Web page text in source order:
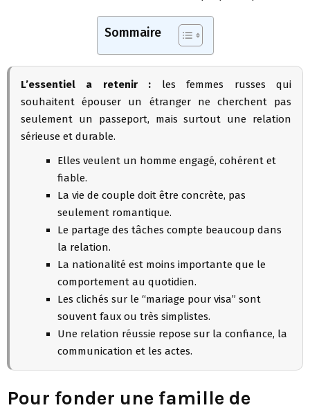
Sommaire
L’essentiel a retenir : les femmes russes qui
souhaitent épouser un étranger ne cherchent pas
seulement un passeport, mais surtout une relation
sérieuse et durable.
Elles veulent un homme engagé, cohérent et
fiable.
La vie de couple doit être concrète, pas
seulement romantique.
Le partage des tâches compte beaucoup dans
la relation.
La nationalité est moins importante que le
comportement au quotidien.
Les clichés sur le “mariage pour visa” sont
souvent faux ou très simplistes.
Une relation réussie repose sur la confiance, la
communication et les actes.
Pour fonder une famille de